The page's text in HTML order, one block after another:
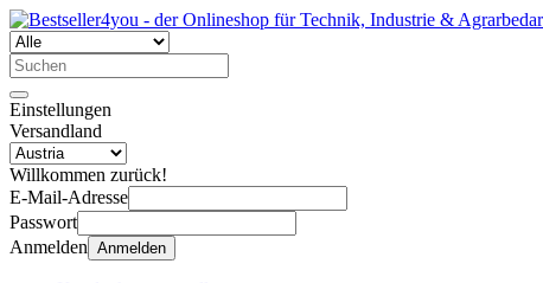
Einstellungen
Versandland
Willkommen zurück!
E-Mail-Adresse
Passwort
Anmelden Anmelden